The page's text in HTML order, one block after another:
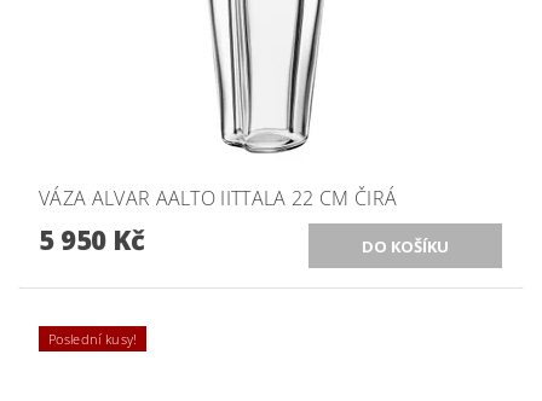
VÁZA ALVAR AALTO IITTALA 22 CM ČIRÁ
5 950 Kč
Poslední kusy!